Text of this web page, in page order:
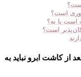
است؟
ابرو نباید به